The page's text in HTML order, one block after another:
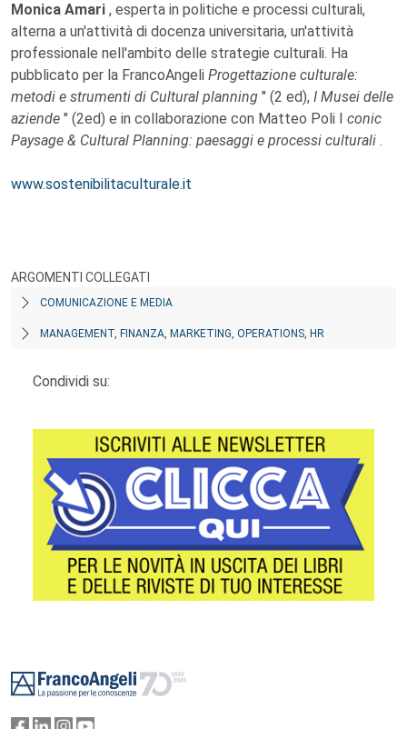
Monica Amari , esperta in politiche e processi culturali,
alterna a un'attività di docenza universitaria, un'attività
professionale nell'ambito delle strategie culturali. Ha
pubblicato per la FrancoAngeli Progettazione culturale:
metodi e strumenti di Cultural planning " (2 ed), I Musei delle
aziende " (2ed) e in collaborazione con Matteo Poli I conic
Paysage & Cultural Planning: paesaggi e processi culturali .
www.sostenibilitaculturale.it
ARGOMENTI COLLEGATI
COMUNICAZIONE E MEDIA
MANAGEMENT, FINANZA, MARKETING, OPERATIONS, HR
Condividi su: